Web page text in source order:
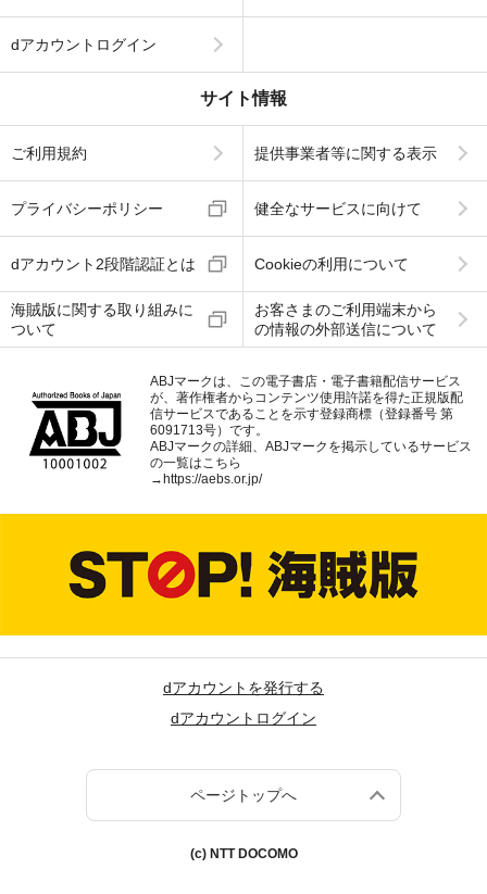
dアカウントログイン
サイト情報
ご利用規約 提供事業者等に関する表示
プライバシーポリシー 健全なサービスに向けて
dアカウント2段階認証とは Cookieの利用について
海賊版に関する取り組みに
ついて
お客さまのご利用端末から
の情報の外部送信について
ABJマークは、この電子書店・電子書籍配信サービス
が、著作権者からコンテンツ使用許諾を得た正規版配
信サービスであることを示す登録商標（登録番号 第
6091713号）です。
ABJマークの詳細、ABJマークを掲示しているサービス
の一覧はこちら
→ https://aebs.or.jp/
dアカウントを発行する
dアカウントログイン
ページトップへ
(c) NTT DOCOMO